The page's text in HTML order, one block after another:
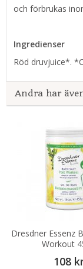
och förbrukas
Ingredienser
Röd druvjuice*.
Andra har
Dresdner Essenz
Workout
108